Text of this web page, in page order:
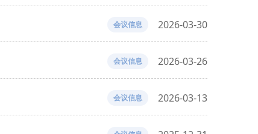
会议信息 2026-03-30
会议信息 2026-03-26
会议信息 2026-03-13